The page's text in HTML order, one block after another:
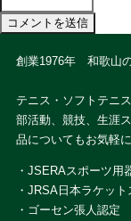
創業1976年 和歌山の
テニス・ソフトテニ
部活動、競技、生涯
品についてもお気軽
・JSERAスポーツ用
・JRSA日本ラケッ
・ゴーセン張人認定